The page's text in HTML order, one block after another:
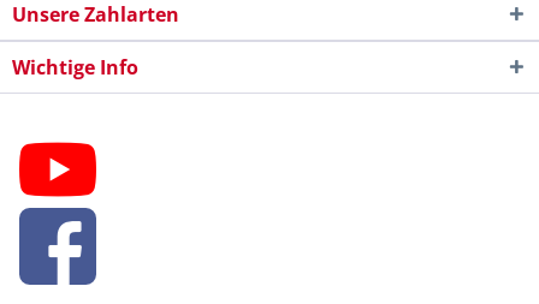
Unsere Zahlarten
Wichtige Info